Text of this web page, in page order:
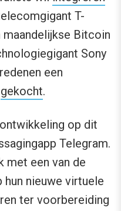
T-
Bitcoin
Sony
een
gekocht.
op dit
Telegram.
met een van de
hun nieuwe virtuele
ter voorbereiding